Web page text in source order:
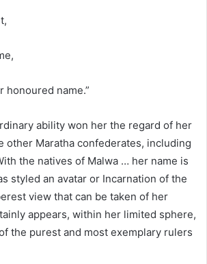
honoured name.”
ability won her the regard of her
other Maratha confederates, including
the natives of Malwa … her name is
styled an avatar or Incarnation of the
view that can be taken of her
appears, within her limited sphere,
the purest and most exemplary rulers